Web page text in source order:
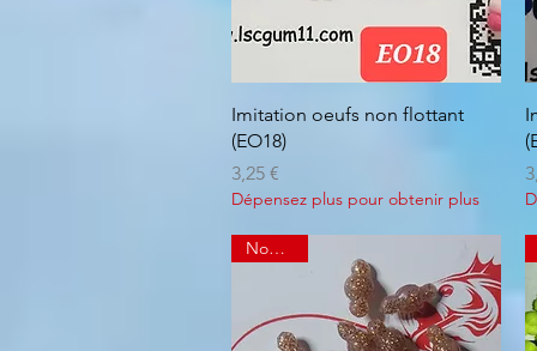
Aperçu rapide
Imitation oeufs non flottant
(EO18)
Prix
3,25 €
Dépensez plus pour obtenir plus
Nouveau